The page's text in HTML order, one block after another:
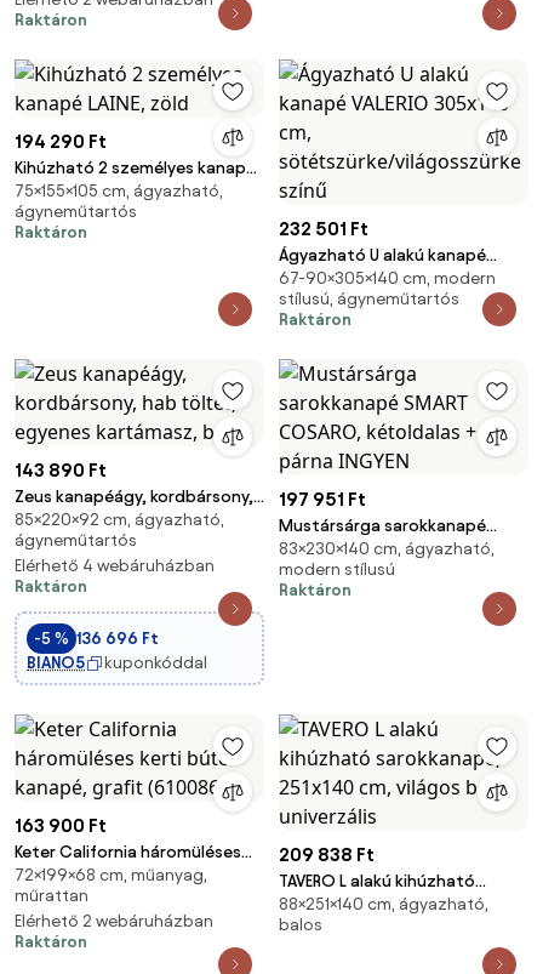
Raktáron
194 290 Ft
Kihúzható 2 személyes kanapé
LAINE, zöld
75×155×105 cm, ágyazható,
ágyneműtartós
Raktáron
232 501 Ft
Ágyazható U alakú kanapé
VALERIO 305x140 cm,
sötétszürke/világosszürke
színű
67-90×305×140 cm, modern
stílusú, ágyneműtartós
Raktáron
143 890 Ft
Zeus kanapéágy, kordbársony,
hab töltet, egyenes
kartámasz, bézs
85×220×92 cm, ágyazható,
ágyneműtartós
Elérhető 4 webáruházban
Raktáron
-5 % 136 696 Ft
BIANO5
kuponkóddal
197 951 Ft
Mustársárga sarokkanapé
SMART COSARO, kétoldalas + 2
párna INGYEN
83×230×140 cm, ágyazható,
modern stílusú
Raktáron
163 900 Ft
Keter California háromüléses
kerti bútor kanapé, grafit
(610086)
72×199×68 cm, műanyag,
műrattan
Elérhető 2 webáruházban
Raktáron
209 838 Ft
TAVERO L alakú kihúzható
sarokkanapé, 251x140 cm,
világos bézs, univerzális
88×251×140 cm, ágyazható,
balos